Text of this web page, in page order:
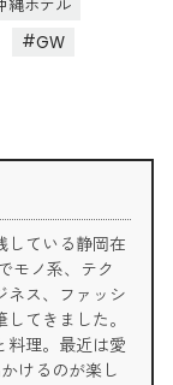
縄ホテル
GW
している静岡在
モノ系、テク
ネス、ファッシ
てきました。
料理。最近は愛
けるのが楽し